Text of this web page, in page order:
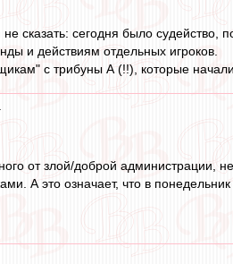
сказать: сегодня было судейство,
и действиям отдельных игроков.
с трибуны А (!!), которые
от злой/доброй администрации,
А это означает, что в